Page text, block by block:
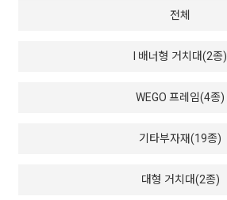
전체
I 배너형 거치대(2종)
WEGO 프레임(4종)
기타부자재(19종)
대형 거치대(2종)